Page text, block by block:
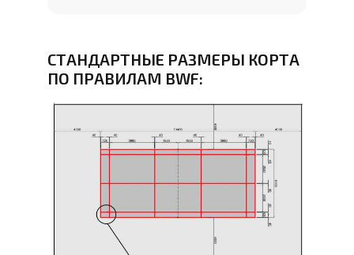
СТАНДАРТНЫЕ РАЗМЕРЫ КОРТА
ПО ПРАВИЛАМ BWF: